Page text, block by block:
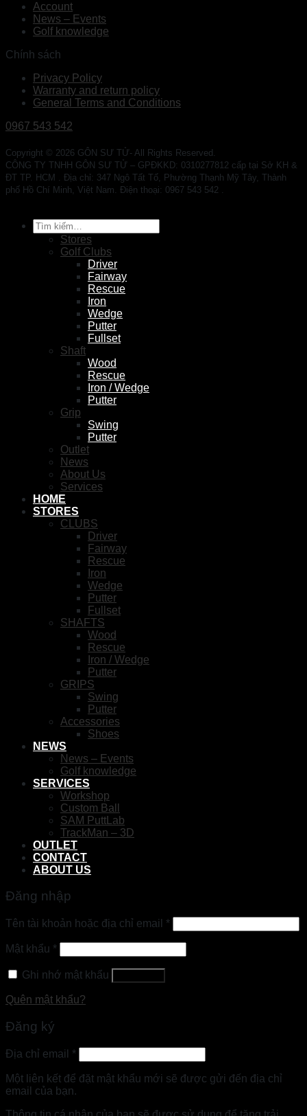
Account
News – Events
Golf knowledge
Chính sách
Privacy Policy
Warranty and return policy
General Terms and Conditions
0967 543 542
Copyright © 2026 GÔN SƯ TỬ- All Rights Reserved.
CÔNG TY TNHH GÔN SƯ TỬ – GPĐKKD: 0310277812 cấp tại Sở KH &
ĐT TP. HCM . Địa chỉ: 347 Ngô Tất Tố, Phường Thạnh Mỹ Tây, Thành
phố Hồ Chí Minh, Việt Nam. Điện thoại: 0967 543 542 .
Tìm
kiếm: Stores
Golf Clubs
Driver
Fairway
Rescue
Iron
Wedge
Putter
Fullset
Shaft
Wood
Rescue
Iron / Wedge
Putter
Grip
Swing
Putter
Outlet
News
About Us
Services
HOME
STORES
CLUBS
Driver
Fairway
Rescue
Iron
Wedge
Putter
Fullset
SHAFTS
Wood
Rescue
Iron / Wedge
Putter
GRIPS
Swing
Putter
Accessories
Shoes
NEWS
News – Events
Golf knowledge
SERVICES
Workshop
Custom Ball
SAM PuttLab
TrackMan – 3D
OUTLET
CONTACT
ABOUT US
Đăng nhập
Tên tài khoản hoặc địa chỉ email *
Mật khẩu *
Ghi nhớ mật khẩu
Quên mật khẩu?
Đăng ký
Địa chỉ email *
Một liên kết để đặt mật khẩu mới sẽ được gửi đến địa chỉ
email của bạn.